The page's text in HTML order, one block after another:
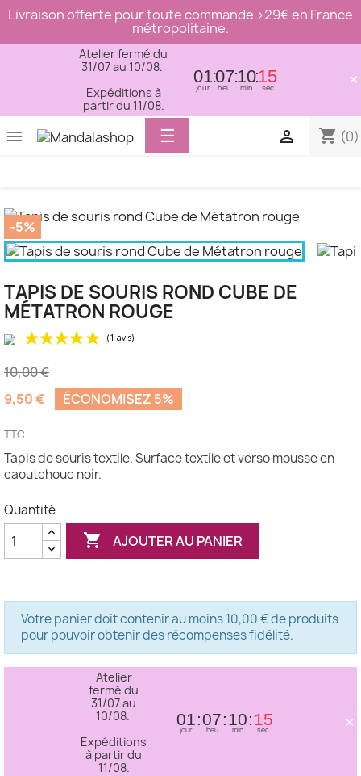
Livraison offerte pour toute commande >29€ en France
métropolitaine.
Atelier fermé du
31/07 au 10/08.
Expéditions à
partir du 11/08.
01
jour
07
heu
10
min
14
sec ×
 shopping_cart (0)

Basculer
la
☰
-5%
TAPIS DE SOURIS ROND CUBE DE
MÉTATRON ROUGE
(1 avis)
10,00 €
9,50 €
ÉCONOMISEZ 5%
TTC
Tapis de souris textile. Surface textile et verso mousse en
caoutchouc noir.
Quantité
 AJOUTER AU PANIER
Votre panier doit contenir au moins 10,00 € de produits
pour pouvoir obtenir des récompenses fidélité.
Atelier
fermé du
31/07 au
10/08.
Expéditions
à partir du
11/08.
01
jour
07
heu
10
min
14
sec ×